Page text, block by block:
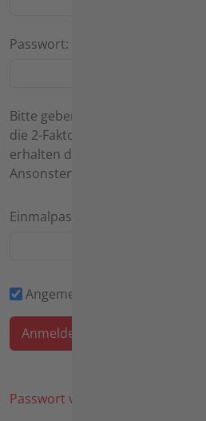
Passwort:
Bitte geben Sie hier das
die 2-Faktor-Authentifizierung
erhalten den Code z. B. über
Ansonsten kann das Feld leer
Einmalpasswort
Angemeldet bleiben
Passwort vergessen?